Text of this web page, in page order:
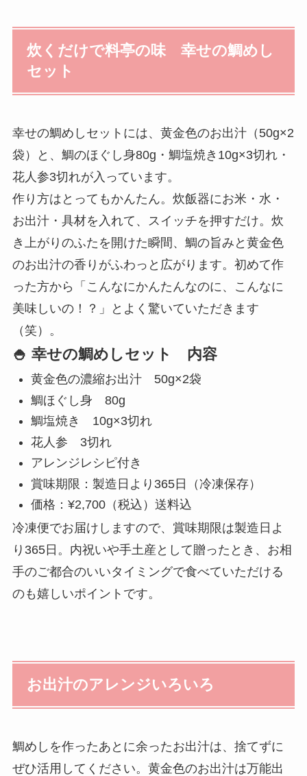
炊くだけで料亭の味 幸せの鯛めし
セット
幸せの鯛めしセットには、黄金色のお出汁（50g×2
袋）と、鯛のほぐし身80g・鯛塩焼き10g×3切れ・
花人参3切れが入っています。
作り方はとってもかんたん。炊飯器にお米・水・
お出汁・具材を入れて、スイッチを押すだけ。炊
き上がりのふたを開けた瞬間、鯛の旨みと黄金色
のお出汁の香りがふわっと広がります。初めて作
った方から「こんなにかんたんなのに、こんなに
美味しいの！？」とよく驚いていただきます
（笑）。
🍚 幸せの鯛めしセット 内容
黄金色の濃縮お出汁 50g×2袋
鯛ほぐし身 80g
鯛塩焼き 10g×3切れ
花人参 3切れ
アレンジレシピ付き
賞味期限：製造日より365日（冷凍保存）
価格：¥2,700（税込）送料込
冷凍便でお届けしますので、賞味期限は製造日よ
り365日。内祝いや手土産として贈ったとき、お相
手のご都合のいいタイミングで食べていただける
のも嬉しいポイントです。
お出汁のアレンジいろいろ
鯛めしを作ったあとに余ったお出汁は、捨てずに
ぜひ活用してください。黄金色のお出汁は万能出